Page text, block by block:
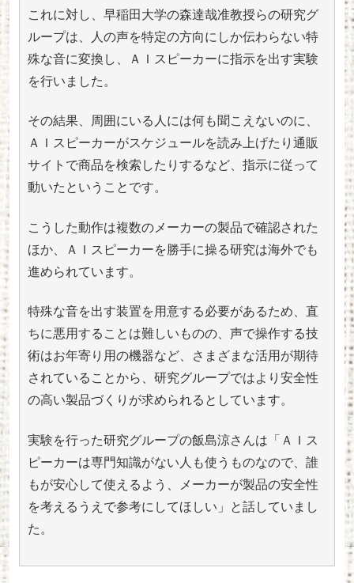
これに対し、早稲田大学の森達哉准教授らの研究グ
ループは、人の声を特定の方向にしか伝わらない特
殊な音に変換し、ＡＩスピーカーに指示を出す実験
を行いました。
その結果、周囲にいる人には何も聞こえないのに、
ＡＩスピーカーがスケジュールを読み上げたり通販
サイトで商品を検索したりするなど、指示に従って
動いたということです。
こうした動作は複数のメーカーの製品で確認された
ほか、ＡＩスピーカーを勝手に操る研究は海外でも
進められています。
特殊な音を出す装置を用意する必要があるため、直
ちに悪用することは難しいものの、声で操作する技
術はお年寄り用の機器など、さまざまな活用が期待
されていることから、研究グループではより安全性
の高い製品づくりが求められるとしています。
実験を行った研究グループの飯島涼さんは「ＡＩス
ピーカーは専門知識がない人も使うものなので、誰
もが安心して使えるよう、メーカーが製品の安全性
を考えるうえで参考にしてほしい」と話していまし
た。